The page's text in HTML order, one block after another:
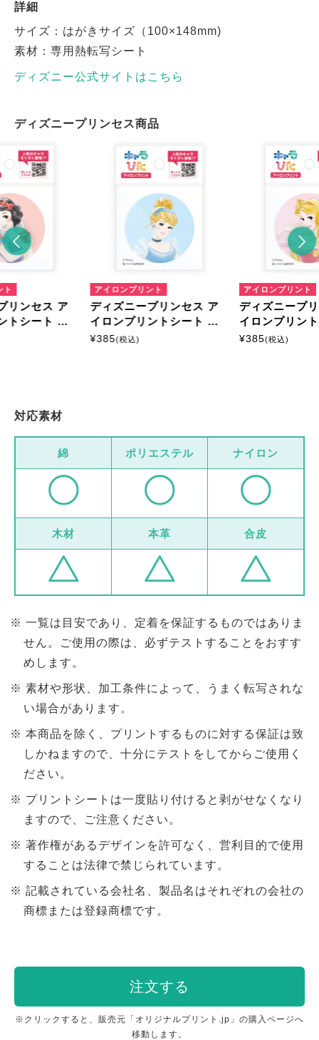
詳細
サイズ：はがきサイズ（100×148mm)
素材：専用熱転写シート
ディズニー公式サイトはこちら
ディズニープリンセス商品
ト
リンセス ア
トシート ミ
アイロンプリント
ディズニープリンセス ア
イロンプリントシート ミ
ニサイズ
¥385(税込)
アイロンプリント
ディズニープ
イロンプリン
ニサイズ
¥385(税込)
対応素材
綿 ポリエステル ナイロン
木材 本革 合皮
一覧は目安であり、定着を保証するものではありま
せん。ご使用の際は、必ずテストすることをおすす
めします。
素材や形状、加工条件によって、うまく転写されな
い場合があります。
本商品を除く、プリントするものに対する保証は致
しかねますので、十分にテストをしてからご使用く
ださい。
プリントシートは一度貼り付けると剥がせなくなり
ますので、ご注意ください。
著作権があるデザインを許可なく、営利目的で使用
することは法律で禁じられています。
記載されている会社名、製品名はそれぞれの会社の
商標または登録商標です。
注文する
※クリックすると、販売元「オリジナルプリント.jp」の購入ページへ
移動します。